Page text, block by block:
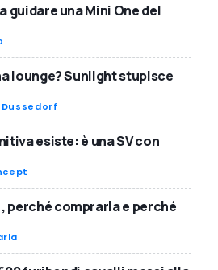
guidare una Mini One del
lounge? Sunlight stupisce
esiste: è una SV con
perché comprarla e perché